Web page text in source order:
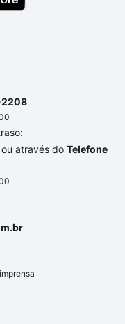
2208
ou através do Telefone